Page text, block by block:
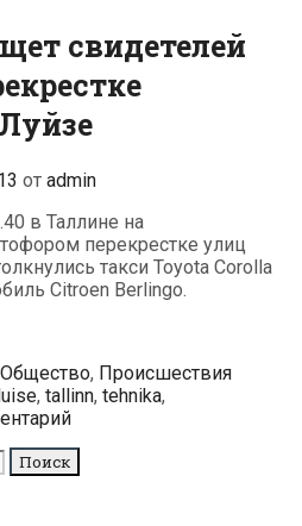
свидетелей
от admin
в Таллине на
перекрестке улиц
такси Toyota Corolla
Citroen Berlingo.
Общество, ПроисшествияМетки
, tallinn, tehnika,